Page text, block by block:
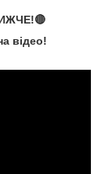
відео!